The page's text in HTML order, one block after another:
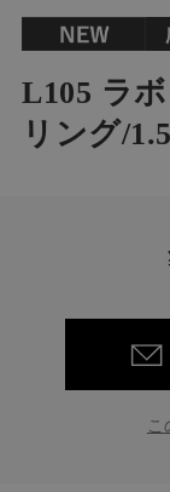
L105 ラ
リング/